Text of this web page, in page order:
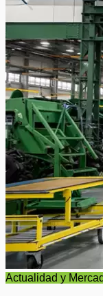
Actualidad y